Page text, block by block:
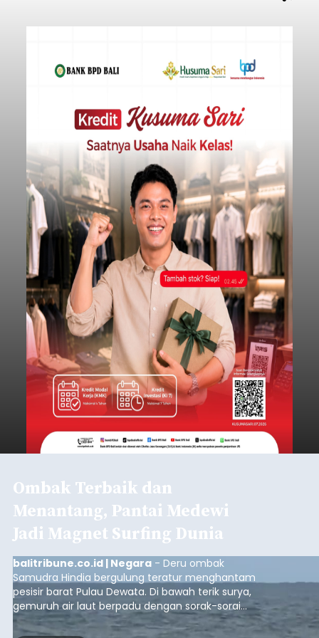
Ombak Terbaik dan
Menantang, Pantai Medewi
Jadi Magnet Surfing Dunia
balitribune.co.id | Negara - Deru ombak
Samudra Hindia bergulung teratur menghantam
pesisir barat Pulau Dewata. Di bawah terik surya,
gemuruh air laut berpadu dengan sorak-sorai
penonton yang memadati Pantai Medewi,
Kecamatan Pekutatan pada Minggu (9/8/2026).